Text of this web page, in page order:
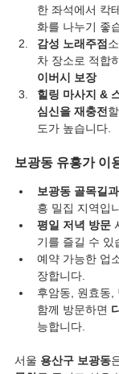
한 좌석에서 칵
화를 나누기 좋
감성 노래주점
차 장소로 적합
이버시 보장
힐링 마사지 &
심신을 재충전
도가 높습니다.
보광동 유흥가 이
보광동 골목길
흥 밀집 지역입
평일 저녁 방문
기를 즐길 수 있
예약 가능한 업
장합니다.
후암동, 원효동,
함께 방문하면
능합니다.
서울 용산구 보광동